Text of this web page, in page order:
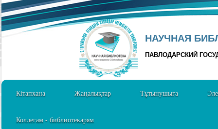
НАУЧНАЯ
ПАВЛОДАРСКИЙ
Кітапхана Жаңалықтар Тұтынушыға
Коллегам - библиотекарям